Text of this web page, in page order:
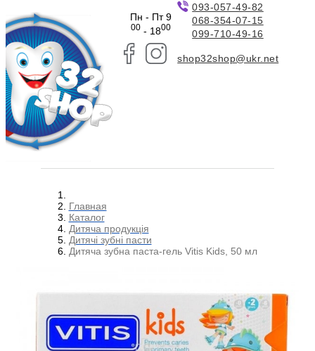
Пн - Пт 9
00- 1800
093-057-49-82
068-354-07-15
099-710-49-16
shop32shop@ukr.net
Главная
Каталог
Дитяча продукція
Дитячі зубні пасти
Дитяча зубна паста-гель Vitis Kids, 50 мл